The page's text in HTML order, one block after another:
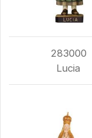
283000
Lucia